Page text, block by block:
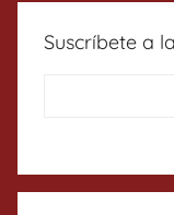
Suscríbete a